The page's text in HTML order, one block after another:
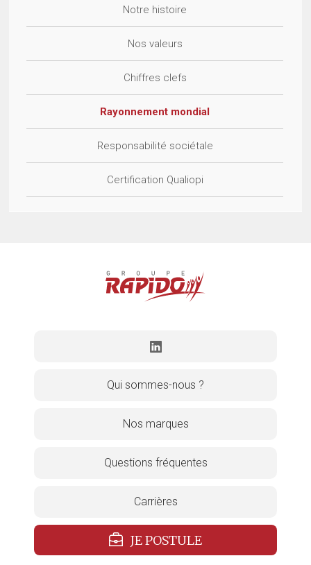
Notre histoire
Nos valeurs
Chiffres clefs
Rayonnement mondial
Responsabilité sociétale
Certification Qualiopi
Qui sommes-nous ?
Nos marques
Questions fréquentes
Carrières
JE POSTULE